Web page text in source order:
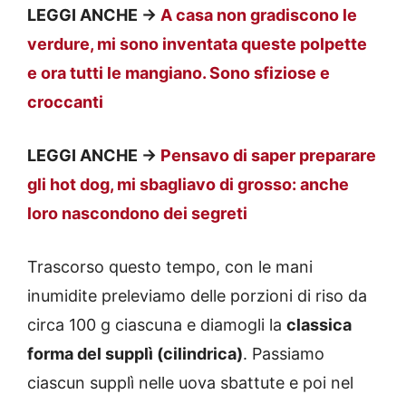
LEGGI ANCHE -> A casa non gradiscono le
verdure, mi sono inventata queste polpette
e ora tutti le mangiano. Sono sfiziose e
croccanti
LEGGI ANCHE -> Pensavo di saper preparare
gli hot dog, mi sbagliavo di grosso: anche
loro nascondono dei segreti
Trascorso questo tempo, con le mani
inumidite preleviamo delle porzioni di riso da
circa 100 g ciascuna e diamogli la classica
forma del supplì (cilindrica). Passiamo
ciascun supplì nelle uova sbattute e poi nel